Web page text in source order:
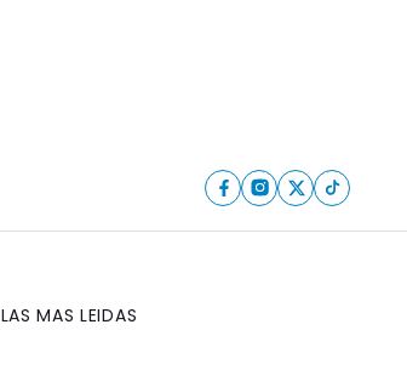
LAS MAS LEIDAS